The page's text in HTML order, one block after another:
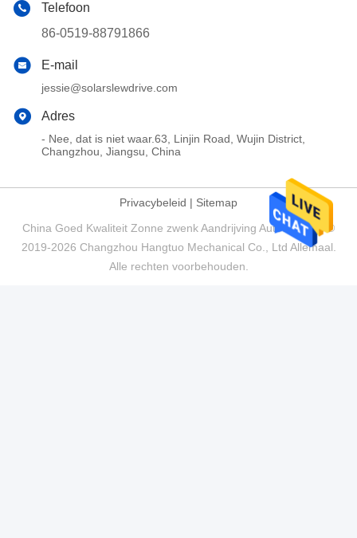
Telefoon
86-0519-88791866
E-mail
jessie@solarslewdrive.com
Adres
- Nee, dat is niet waar.63, Linjin Road, Wujin District,
Changzhou, Jiangsu, China
Privacybeleid | Sitemap
China Goed Kwaliteit Zonne zwenk Aandrijving Auteursrecht ©
2019-2026 Changzhou Hangtuo Mechanical Co., Ltd Allemaal.
Alle rechten voorbehouden.